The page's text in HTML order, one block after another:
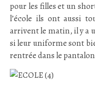
pour les filles et un
l’école ils ont aussi
arrivent le matin, il y a
si leur uniforme sont
rentrée dans le